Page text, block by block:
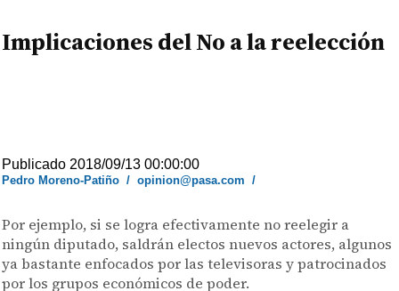
Implicaciones del No a la reelección
Publicado 2018/09/13 00:00:00
Pedro Moreno-Patiño /opinion@pasa.com /
Por ejemplo, si se logra efectivamente no reelegir a
ningún diputado, saldrán electos nuevos actores, algunos
ya bastante enfocados por las televisoras y patrocinados
por los grupos económicos de poder.